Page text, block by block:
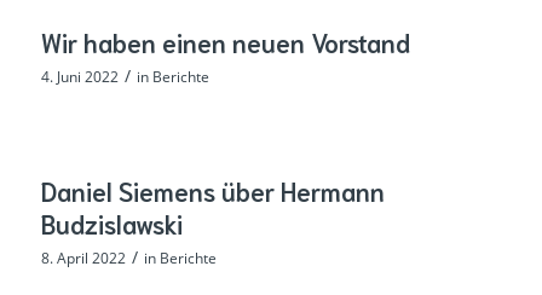
Wir haben einen neuen Vorstand
4. Juni 2022 / in Berichte
Daniel Siemens über Hermann
Budzislawski
8. April 2022 / in Berichte